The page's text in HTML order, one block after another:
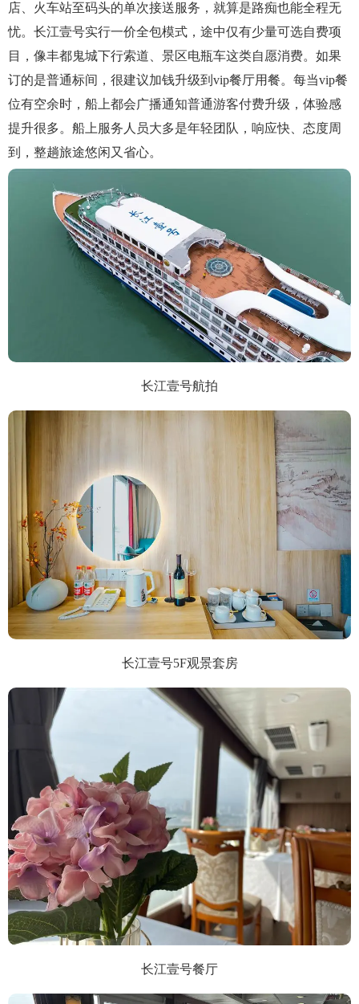
店、火车站至码头的单次接送服务，就算是路痴也能全程无
忧。长江壹号实行一价全包模式，途中仅有少量可选自费项
目，像丰都鬼城下行索道、景区电瓶车这类自愿消费。如果
订的是普通标间，很建议加钱升级到vip餐厅用餐。每当vip餐
位有空余时，船上都会广播通知普通游客付费升级，体验感
提升很多。船上服务人员大多是年轻团队，响应快、态度周
到，整趟旅途悠闲又省心。
长江壹号航拍
长江壹号5F观景套房
长江壹号餐厅